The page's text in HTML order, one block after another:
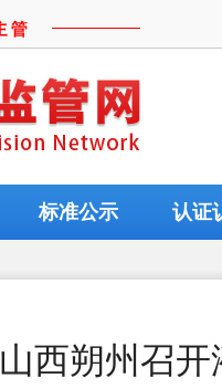
标准公示 认证
山西朔州召